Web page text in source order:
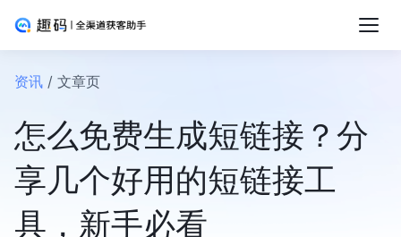
资讯 / 文章页
怎么免费生成短链接？分
享几个好用的短链接工
具，新手必看